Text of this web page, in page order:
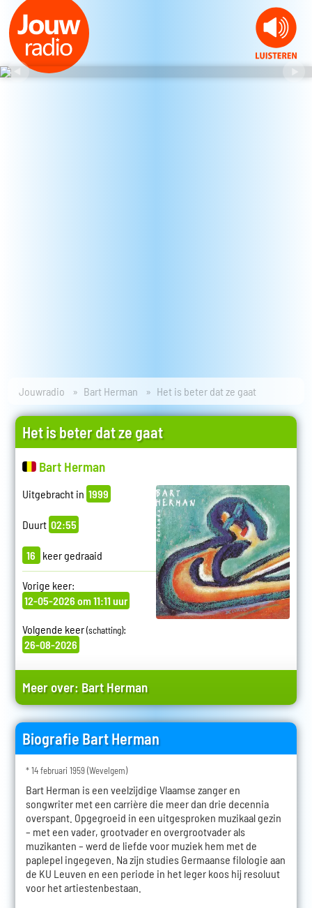
Jouwradio Bart Herman Het is beter dat ze gaat
Het is beter dat ze gaat
Bart Herman
Uitgebracht in 1999
Duurt 02:55
16 keer gedraaid
Vorige keer:
12-05-2026 om 11:11 uur
Volgende keer(schatting):
26-08-2026
Meer over: Bart Herman
Biografie Bart Herman
* 14 februari 1959 (Wevelgem)
Bart Herman is een veelzijdige Vlaamse zanger en
songwriter met een carrière die meer dan drie decennia
overspant. Opgegroeid in een uitgesproken muzikaal gezin
– met een vader, grootvader en overgrootvader als
muzikanten – werd de liefde voor muziek hem met de
paplepel ingegeven. Na zijn studies Germaanse filologie aan
de KU Leuven en een periode in het leger koos hij resoluut
voor het artiestenbestaan.